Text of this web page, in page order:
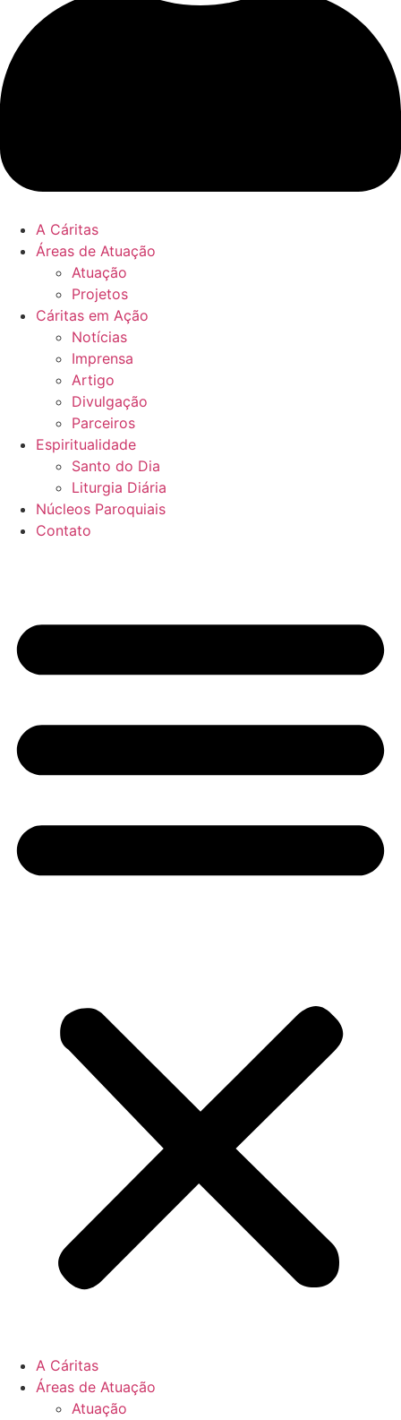
A Cáritas
Áreas de Atuação
Atuação
Projetos
Cáritas em Ação
Notícias
Imprensa
Artigo
Divulgação
Parceiros
Espiritualidade
Santo do Dia
Liturgia Diária
Núcleos Paroquiais
Contato
A Cáritas
Áreas de Atuação
Atuação